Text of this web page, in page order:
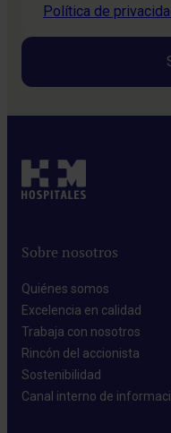
Política de
Sobre nosotros
Quiénes somos​
Excelencia en calidad​
Trabaja con nosotros​
Rincón del accionista​
Sostenibilidad​
Canal interno de